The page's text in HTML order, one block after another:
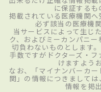
に保証するも
掲載されている医療機関
必ず該当の医療機
当サービスによって生じ
ク、およびミーカンパニ
切負わないものとします
手数ですがドクターズ・
けますよう
なお、「マイナンバーカ
関」の情報につきましては
情報を掲